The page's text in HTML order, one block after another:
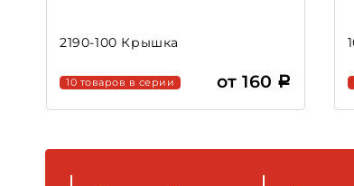
2190-100 Крышка
10 товаров в серии от 160